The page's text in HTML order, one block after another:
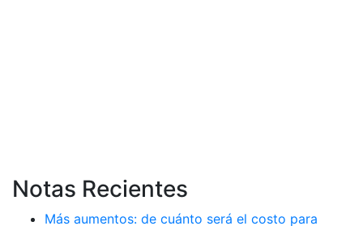
Notas Recientes
Más aumentos: de cuánto será el costo para